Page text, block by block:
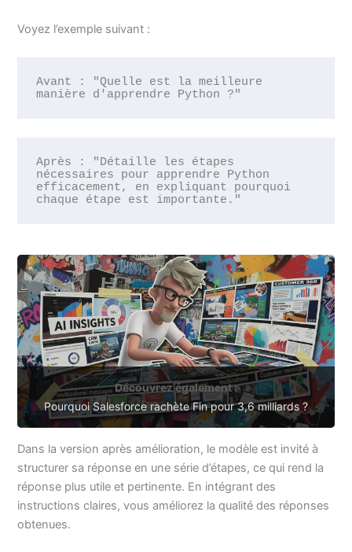
Voyez l’exemple suivant :
Avant : "Quelle est la meilleure
manière d'apprendre Python ?"
Après : "Détaille les étapes
nécessaires pour apprendre Python
efficacement, en expliquant pourquoi
chaque étape est importante."
Découvrez également :
Pourquoi Salesforce rachète Fin pour 3,6 milliards ?
Dans la version après amélioration, le modèle est invité à
structurer sa réponse en une série d’étapes, ce qui rend la
réponse plus utile et pertinente. En intégrant des
instructions claires, vous améliorez la qualité des réponses
obtenues.